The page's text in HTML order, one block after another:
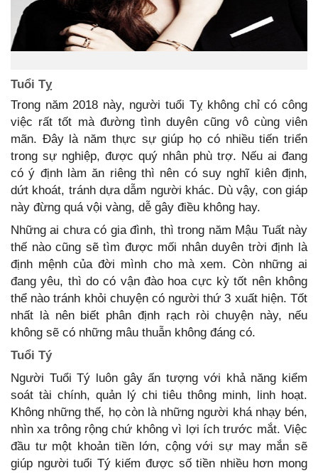
Tuổi Tỵ
Trong năm 2018 này, người tuổi Tỵ không chỉ có công
việc rất tốt mà đường tình duyên cũng vô cùng viên
mãn. Đây là năm thực sự giúp họ có nhiều tiến triển
trong sự nghiệp, được quý nhân phù trợ. Nếu ai đang
có ý định làm ăn riêng thì nên có suy nghĩ kiên định,
dứt khoát, tránh dựa dẫm người khác. Dù vậy, con giáp
này đừng quá vội vàng, dễ gây điều không hay.
Những ai chưa có gia đình, thì trong năm Mậu Tuất này
thế nào cũng sẽ tìm được mối nhân duyên trời định là
định mệnh của đời mình cho mà xem. Còn những ai
đang yêu, thì do có vận đào hoa cực kỳ tốt nên không
thể nào tránh khỏi chuyện có người thứ 3 xuất hiện. Tốt
nhất là nên biết phân định rạch ròi chuyện này, nếu
không sẽ có những mâu thuẫn không đáng có.
Tuổi Tý
Người Tuổi Tý luôn gây ấn tượng với khả năng kiểm
soát tài chính, quản lý chi tiêu thông minh, linh hoạt.
Không những thế, họ còn là những người khá nhạy bén,
nhìn xa trông rộng chứ không vì lợi ích trước mắt. Việc
đầu tư một khoản tiền lớn, cộng với sự may mắn sẽ
giúp người tuổi Tý kiếm được số tiền nhiều hơn mong